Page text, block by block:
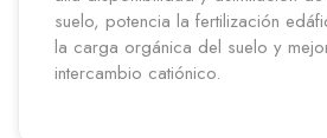
suelo, potencia la fertilización
la carga orgánica del suelo y
intercambio catiónico.